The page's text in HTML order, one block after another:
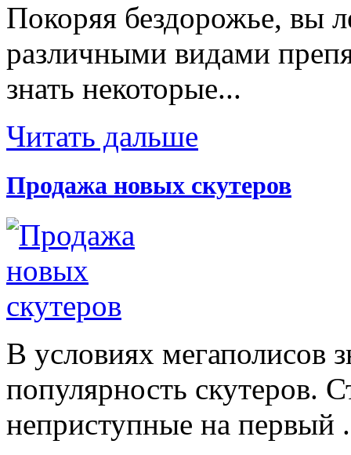
Покоряя бездорожье, вы
различными видами
знать некоторые...
Читать дальше
Продажа новых скутеров
В условиях мегаполисов
популярность скутеров.
неприступные на первый